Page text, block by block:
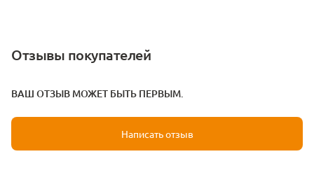
Отзывы покупателей
ВАШ ОТЗЫВ МОЖЕТ БЫТЬ ПЕРВЫМ.
Написать отзыв